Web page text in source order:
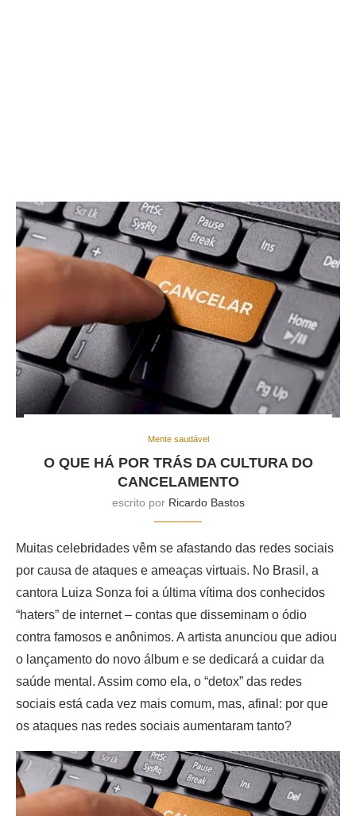
Mente saudável
O QUE HÁ POR TRÁS DA CULTURA DO
CANCELAMENTO
escrito por Ricardo Bastos
Muitas celebridades vêm se afastando das redes sociais
por causa de ataques e ameaças virtuais. No Brasil, a
cantora Luiza Sonza foi a última vítima dos conhecidos
“haters” de internet – contas que disseminam o ódio
contra famosos e anônimos. A artista anunciou que adiou
o lançamento do novo álbum e se dedicará a cuidar da
saúde mental. Assim como ela, o “detox” das redes
sociais está cada vez mais comum, mas, afinal: por que
os ataques nas redes sociais aumentaram tanto?